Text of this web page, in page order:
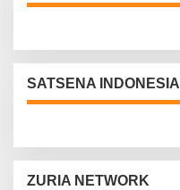
SATSENA INDONESIA
ZURIA NETWORK